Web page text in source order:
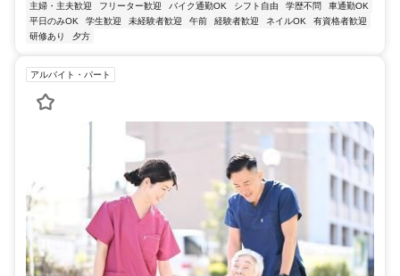
主婦・主夫歓迎
フリーター歓迎 バイク通勤OK シフト自由 学歴不問
車通勤OK
平日のみOK
学生歓迎 未経験者歓迎 午前 経験者歓迎 ネイルOK
有資格者歓迎
研修あり
夕方
アルバイト・パート